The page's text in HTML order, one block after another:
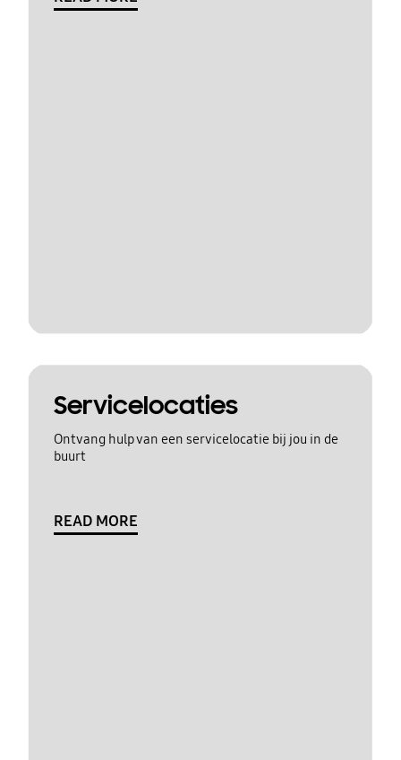
Servicelocaties
Ontvang hulp van een servicelocatie bij jou in de
buurt
READ MORE